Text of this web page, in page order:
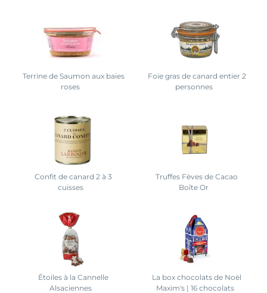
Terrine de Saumon aux baies
roses
Foie gras de canard entier 2
personnes
Confit de canard 2 à 3
cuisses
Truffes Fèves de Cacao
Boîte Or
Étoiles à la Cannelle
Alsaciennes
La box chocolats de Noël
Maxim's | 16 chocolats